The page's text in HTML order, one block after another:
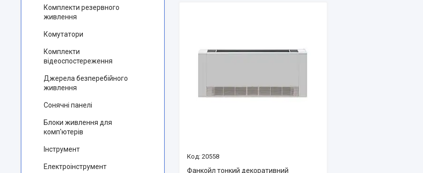
20558
Фанкойл тонкий декоративний
Комплекти резервного
живлення
Комутатори
Комплекти
відеоспостереження
Джерела безперебійного
живлення
Сонячні панелі
Блоки живлення для
комп'ютерів
Інструмент
Електроінструмент